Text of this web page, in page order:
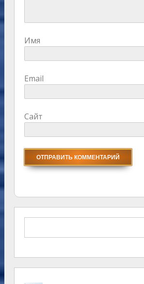
Имя
Email
Сайт